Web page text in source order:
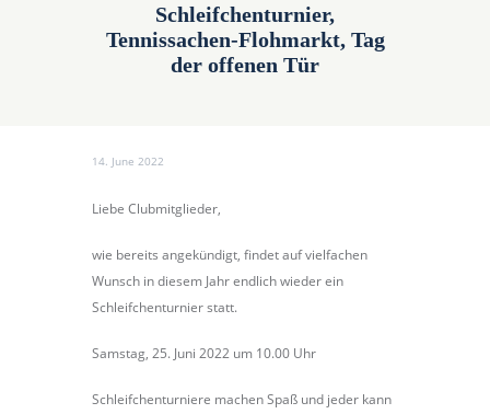
Schleifchenturnier,
Tennissachen-Flohmarkt, Tag
der offenen Tür
14. June 2022
Liebe Clubmitglieder,
wie bereits angekündigt, findet auf vielfachen
Wunsch in diesem Jahr endlich wieder ein
Schleifchenturnier statt.
Samstag, 25. Juni 2022 um 10.00 Uhr
Schleifchenturniere machen Spaß und jeder kann